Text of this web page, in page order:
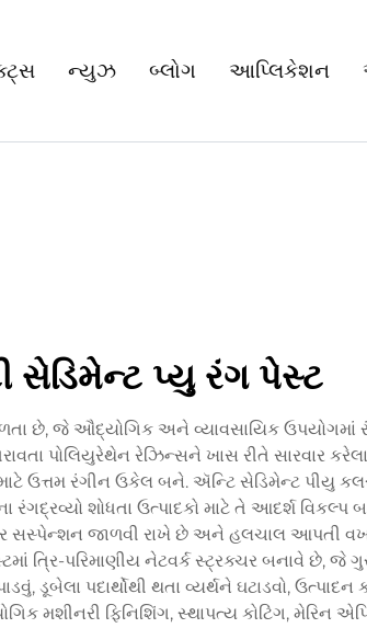
ન્યુઝ બ્લોગ આપ્લિકેશન
સેડિમેન્ટ પ્યુ રંગ પેસ્ટ
છે, જે ઔદ્યોગિક અને વ્યાવસાયિક ઉપયોગમાં
પોલિયુરેથેન રેઝિન્સને ખાસ રીતે સારવાર
ઉત્તમ રંગીન ઉકેલ બને. ઍન્ટિ સેડિમેન્ટ પીયુ
રંગદ્રવ્યો શોધતા ઉત્પાદકો માટે તે આદર્શ
સસ્પેન્શન જાળવી રાખે છે અને હલચાલ
ત્રિ-પરિમાણીય નેટવર્ક સ્ટ્રક્ચર બનાવે છે, જે
ડૂબેલા પદાર્થોથી થતા વ્યર્થને ઘટાડવો,
મશીનરી ફિનિશિંગ, સ્થાપત્ય કોટિંગ, મેરિન